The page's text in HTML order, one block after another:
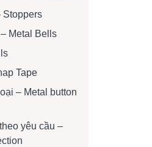
Stoppers
Metal Bells
Tape
– Metal button
yêu cầu –